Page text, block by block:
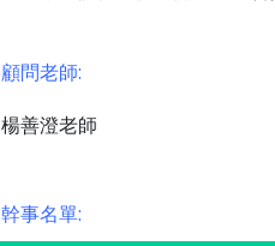
顧問老師:
楊善澄老師
幹事名單: